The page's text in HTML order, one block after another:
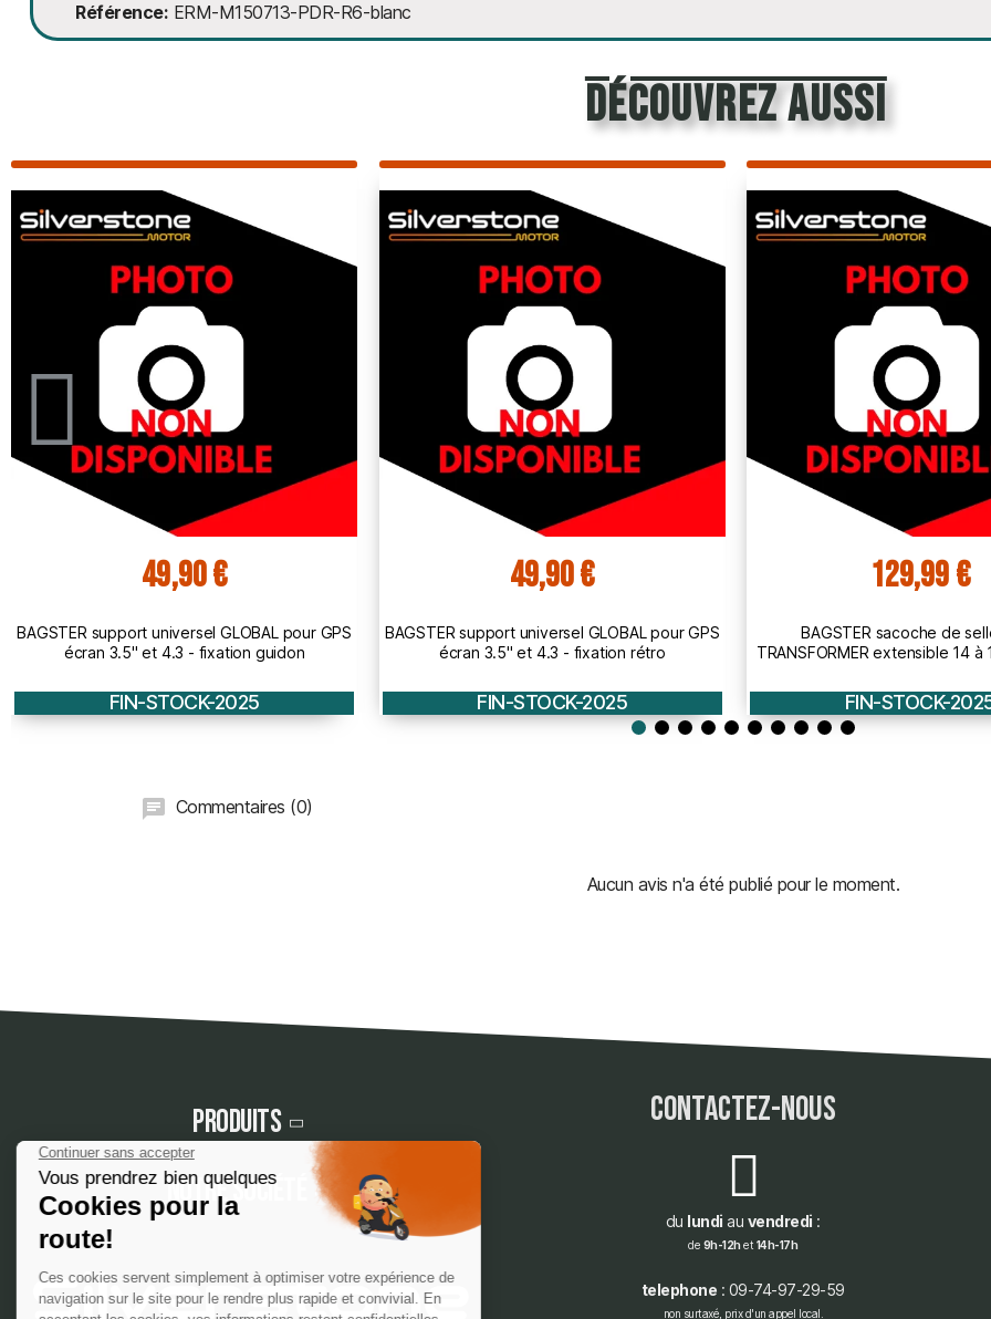
Référence ERM-M150713-PDR-R6-blanc
découvrez aussi
49,90 €
BAGSTER support universel GLOBAL pour GPS
écran 3.5'' et 4.3 - fixation rétro
FIN-STOCK-2025
129,99 €
BAGSTER sacoche de selle moto
TRANSFORMER extensible 14 à 18L - XSS020
FIN-STOCK-2025
69,99 €
BAGSTER sacoche de selle
extensible 14 à 22L -
FIN-STOCK-
Commentaires (0)
Aucun avis n'a été publié pour le moment.
Produits
Notre société
contactez-nous
du lundi au vendredi :
de 9h-12het 14h-17h
telephone : 09-74-97-29-59
non surtaxé, prix d'un appel local.